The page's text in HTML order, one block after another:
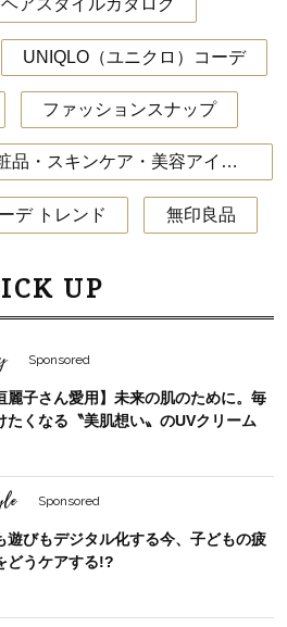
アスタイルカタログ
UNIQLO（ユニクロ）コーデ
ファッションスナップ
40代におすすめの化粧品・スキンケア・美容アイテム
デ トレンド 無印良品
UP
Sponsored
麗子さん愛用】未来の肌のために。毎
たくなる〝美肌想い〟のUVクリーム
Sponsored
遊びもデジタル化する今、子どもの疲
どうケアする!?